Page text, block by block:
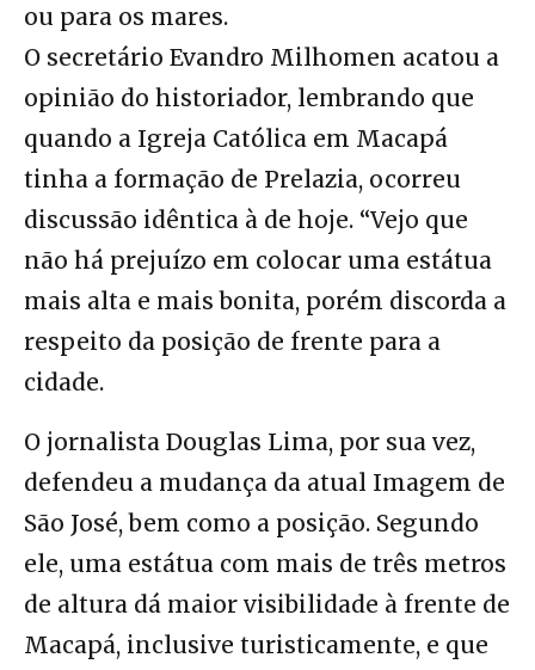
ou para os mares.
O secretário Evandro Milhomen acatou a
opinião do historiador, lembrando que
quando a Igreja Católica em Macapá
tinha a formação de Prelazia, ocorreu
discussão idêntica à de hoje. “Vejo que
não há prejuízo em colocar uma estátua
mais alta e mais bonita, porém discorda a
respeito da posição de frente para a
cidade.
O jornalista Douglas Lima, por sua vez,
defendeu a mudança da atual Imagem de
São José, bem como a posição. Segundo
ele, uma estátua com mais de três metros
de altura dá maior visibilidade à frente de
Macapá, inclusive turisticamente, e que